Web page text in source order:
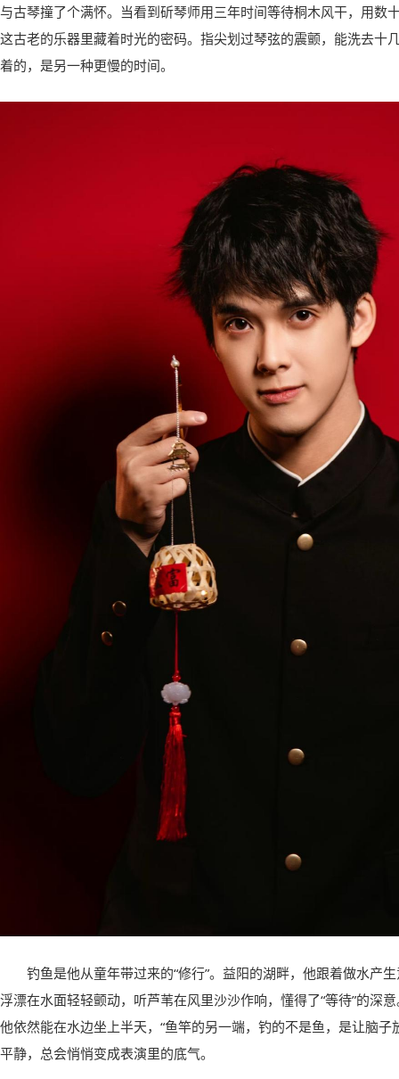
与古琴撞了个满怀。当看到斫琴师用三年时间等待桐木风干，用数
这古老的乐器里藏着时光的密码。指尖划过琴弦的震颤，能洗去十
着的，是另一种更慢的时间。
钓鱼是他从童年带过来的“修行”。益阳的湖畔，他跟着做水产
浮漂在水面轻轻颤动，听芦苇在风里沙沙作响，懂得了“等待”的深
他依然能在水边坐上半天，“鱼竿的另一端，钓的不是鱼，是让脑子
平静，总会悄悄变成表演里的底气。